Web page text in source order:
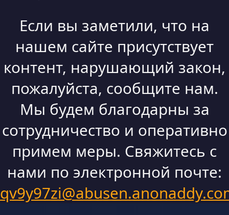
Если вы заметили, что на
нашем сайте присутствует
контент, нарушающий закон,
пожалуйста, сообщите нам.
Мы будем благодарны за
сотрудничество и оперативно
примем меры. Свяжитесь с
нами по электронной почте: